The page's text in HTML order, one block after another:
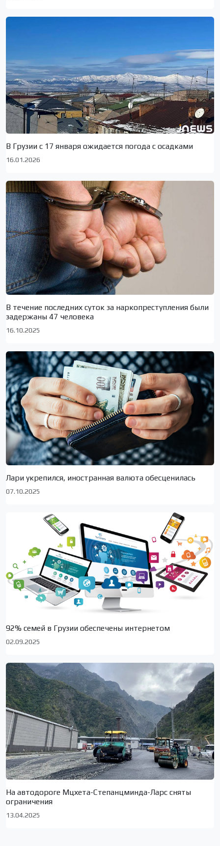
В Грузии с 17 января ожидается погода с осадками
16.01.2026
В течение последних суток за наркопреступления были
задержаны 47 человека
16.10.2025
Лари укрепился, иностранная валюта обесценилась
07.10.2025
92% семей в Грузии обеспечены интернетом
02.09.2025
На автодороге Мцхета-Степанцминда-Ларс сняты
ограничения
13.04.2025